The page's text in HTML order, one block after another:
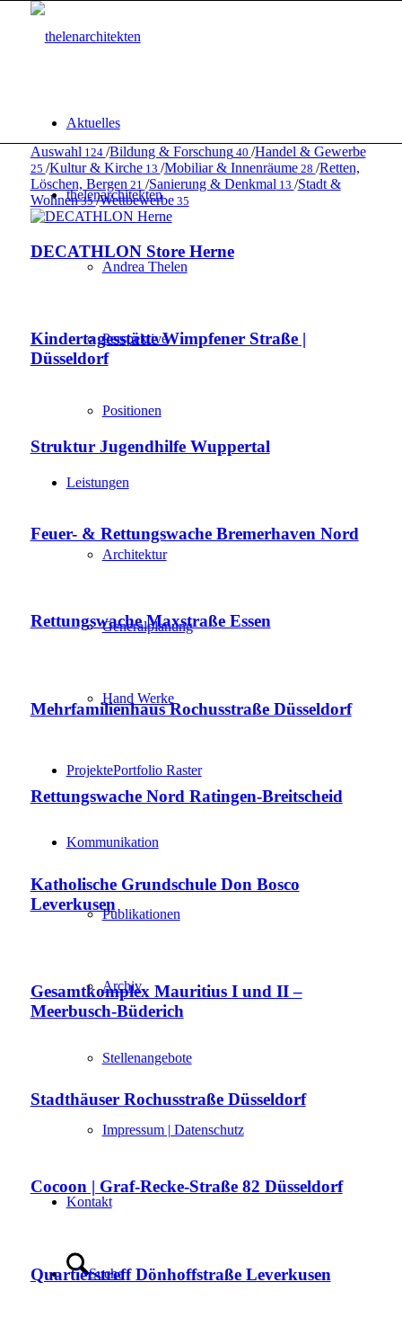
Aktuelles
thelenarchitekten
Andrea Thelen
Perspektive
Positionen
Leistungen
Architektur
Generalplanung
Hand Werke
ProjektePortfolio Raster
Kommunikation
Publikationen
Archiv
Stellenangebote
Impressum | Datenschutz
Kontakt
Suche
Auswahl124 /Bildung & Forschung40 /Handel & Gewerbe
25 /Kultur & Kirche13 /Mobiliar & Innenräume28 /Retten,
Löschen, Bergen21 /Sanierung & Denkmal13 /Stadt &
Wohnen35/Wettbewerbe35
DECATHLON Store Herne
Kindertagesstätte Wimpfener Straße |
Düsseldorf
Struktur Jugendhilfe Wuppertal
Feuer- & Rettungswache Bremerhaven Nord
Rettungswache Maxstraße Essen
Mehrfamilienhaus Rochusstraße Düsseldorf
Rettungswache Nord Ratingen-Breitscheid
Katholische Grundschule Don Bosco
Leverkusen
Gesamtkomplex Mauritius I und II –
Meerbusch-Büderich
Stadthäuser Rochusstraße Düsseldorf
Cocoon | Graf-Recke-Straße 82 Düsseldorf
Quartierstreff Dönhoffstraße Leverkusen